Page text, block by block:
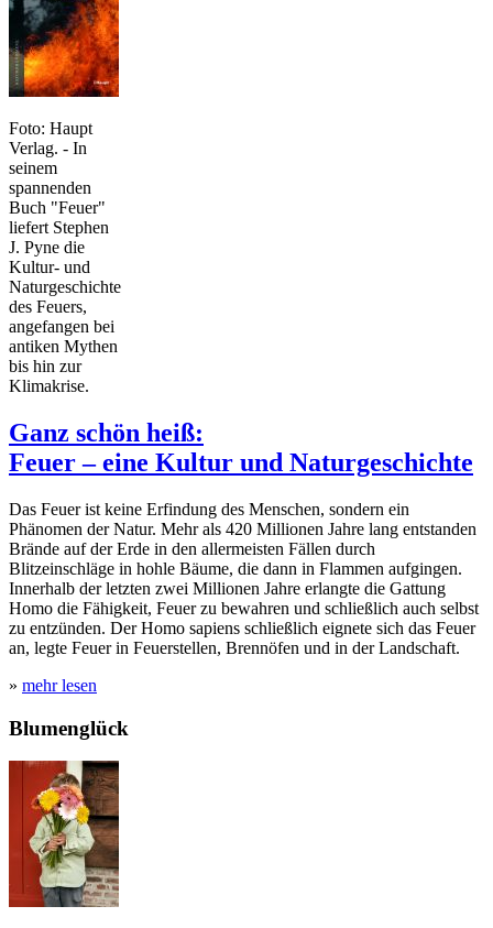
Foto: Haupt
Verlag. - In
seinem
spannenden
Buch "Feuer"
liefert Stephen
J. Pyne die
Kultur- und
Naturgeschichte
des Feuers,
angefangen bei
antiken Mythen
bis hin zur
Klimakrise.
Ganz schön heiß:
Feuer – eine Kultur und Naturgeschichte
Das Feuer ist keine Erfindung des Menschen, sondern ein
Phänomen der Natur. Mehr als 420 Millionen Jahre lang entstanden
Brände auf der Erde in den allermeisten Fällen durch
Blitzeinschläge in hohle Bäume, die dann in Flammen aufgingen.
Innerhalb der letzten zwei Millionen Jahre erlangte die Gattung
Homo die Fähigkeit, Feuer zu bewahren und schließlich auch selbst
zu entzünden. Der Homo sapiens schließlich eignete sich das Feuer
an, legte Feuer in Feuerstellen, Brennöfen und in der Landschaft.
» mehr lesen
Blumenglück